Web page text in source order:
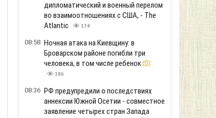
дипломатический и военный перелом
во взаимоотношениях с США, - The
Atlantic
174
08:58 Ночная атака на Киевщину: в
Броварском районе погибли три
человека, в том числе ребенок
186
08:36 РФ предупредили о последствиях
аннексии Южной Осетии - совместное
заявление четырех стран Запада